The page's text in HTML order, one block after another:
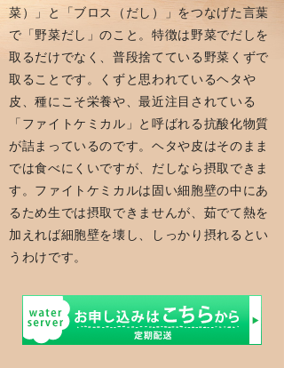
菜）」と「ブロス（だし）」をつなげた言葉
で「野菜だし」のこと。特徴は野菜でだしを
取るだけでなく、普段捨てている野菜くずで
取ることです。くずと思われているヘタや
皮、種にこそ栄養や、最近注目されている
「ファイトケミカル」と呼ばれる抗酸化物質
が詰まっているのです。ヘタや皮はそのまま
では食べにくいですが、だしなら摂取できま
す。ファイトケミカルは固い細胞壁の中にあ
るため生では摂取できませんが、茹でて熱を
加えれば細胞壁を壊し、しっかり摂れるとい
うわけです。